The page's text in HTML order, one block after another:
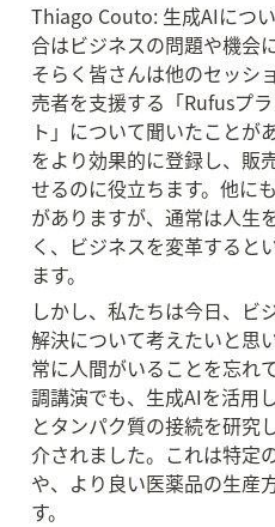
Thiago Couto: 生成AIにつ
合はビジネスの問題や機会
そらく皆さんは他のセッシ
売者を支援する「Rufusプ
ト」について聞いたことが
をより効果的に登録し、販
せるのに役立ちます。他に
がありますが、通常は人生
く、ビジネスを変革すると
ます。
しかし、私たちは今日、ビ
解決について考えたいと思
常に人間がいることを忘れ
調講演でも、生成AIを活用
とタンパク質の接続を研究
介されました。これは特定
や、より良い医薬品の生産
す。